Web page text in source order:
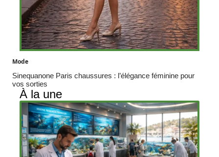
Mode
Sinequanone Paris chaussures : l’élégance féminine pour
vos sorties
À la une